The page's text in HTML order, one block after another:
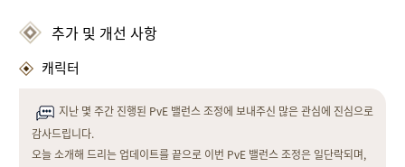
추가 및 개선 사항
캐릭터
지난 몇 주간 진행된 PvE 밸런스 조정에 보내주신 많은 관심에 진심으로
감사드립니다.
오늘 소개해 드리는 업데이트를 끝으로 이번 PvE 밸런스 조정은 일단락되며,